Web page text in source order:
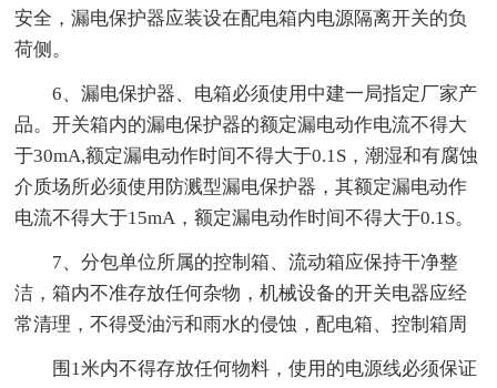
安全，漏电保护器应装设在配电箱内电源隔离开关的负
荷侧。
6、漏电保护器、电箱必须使用中建一局指定厂家产
品。开关箱内的漏电保护器的额定漏电动作电流不得大
于30mA,额定漏电动作时间不得大于0.1S，潮湿和有腐蚀
介质场所必须使用防溅型漏电保护器，其额定漏电动作
电流不得大于15mA，额定漏电动作时间不得大于0.1S。
7、分包单位所属的控制箱、流动箱应保持干净整
洁，箱内不准存放任何杂物，机械设备的开关电器应经
常清理，不得受油污和雨水的侵蚀，配电箱、控制箱周
围1米内不得存放任何物料，使用的电源线必须保证